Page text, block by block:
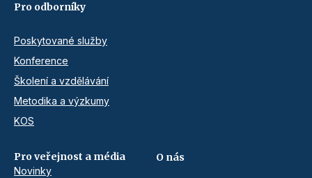
Pro odborníky
Poskytované služby
Konference
Školení a vzdělávání
Metodika a výzkumy
KOS
Pro veřejnost a média
Novinky
O nás